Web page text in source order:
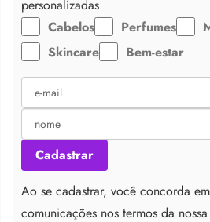
personalizadas
Cabelos
Perfumes
Skincare
Bem-estar
Cadastrar
Ao se cadastrar, você concorda
comunicações nos termos da nossa